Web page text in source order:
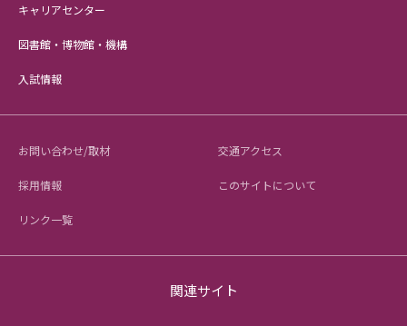
キャリアセンター
図書館・博物館・機構
入試情報
お問い合わせ/取材 交通アクセス
採用情報 このサイトについて
リンク一覧
関連サイト